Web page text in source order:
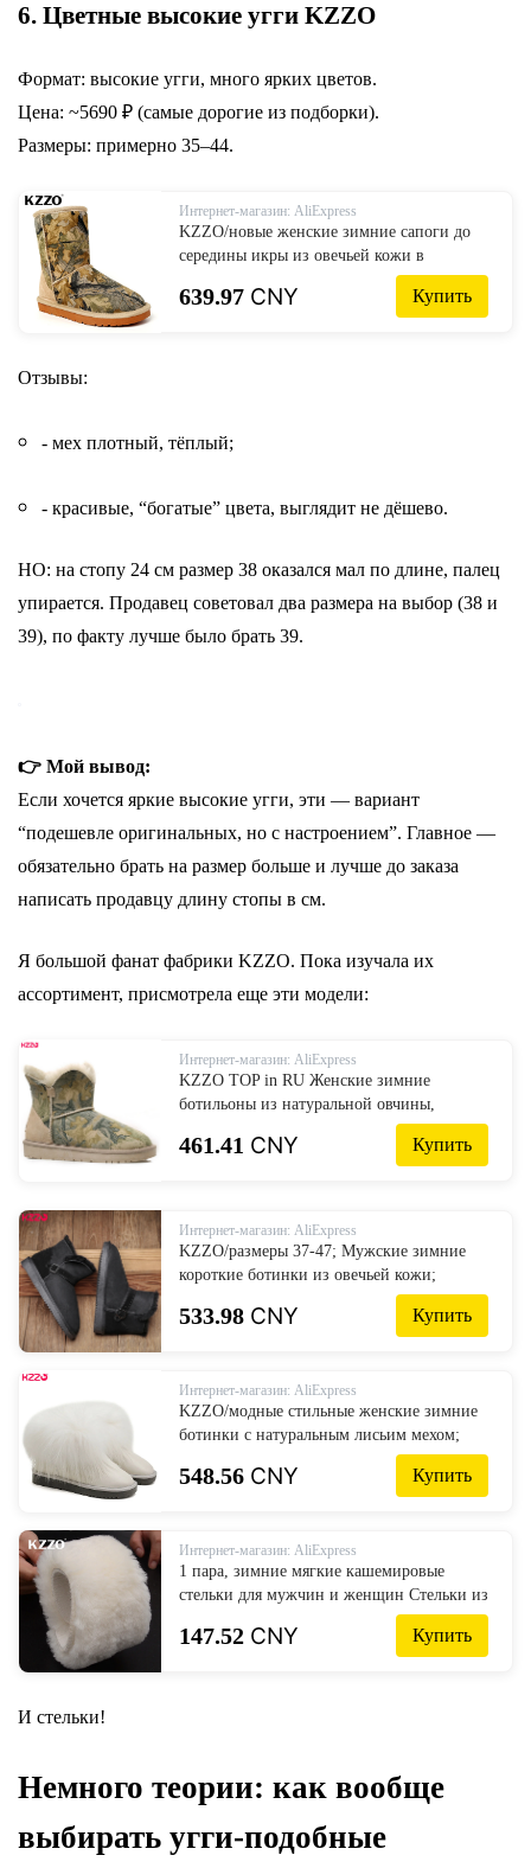
6. Цветные высокие угги KZZO
Формат: высокие угги, много ярких цветов.
Цена: ~5690 ₽ (самые дорогие из подборки).
Размеры: примерно 35–44.
Интернет-магазин: AliExpress
KZZO/новые женские зимние сапоги до
середины икры из овечьей кожи в
австралийском стиле; Классические
зимние сапоги с подкладкой из
639.97 CNY Купить
Отзывы:
- мех плотный, тёплый;
- красивые, “богатые” цвета, выглядит не дёшево.
НО: на стопу 24 см размер 38 оказался мал по длине, палец
упирается. Продавец советовал два размера на выбор (38 и
39), по факту лучше было брать 39.
👉 Мой вывод:
Если хочется яркие высокие угги, эти — вариант
“подешевле оригинальных, но с настроением”. Главное —
обязательно брать на размер больше и лучше до заказа
написать продавцу длину стопы в см.
Я большой фанат фабрики KZZO. Пока изучала их
ассортимент, присмотрела еще эти модели:
Интернет-магазин: AliExpress
KZZO TOP in RU Женские зимние
ботильоны из натуральной овчины,
натуральной шерсти, зимние теплые
зимние ботинки на меховой подкладке из
461.41 CNY Купить
Интернет-магазин: AliExpress
KZZO/размеры 37-47; Мужские зимние
короткие ботинки из овечьей кожи;
Австралийская кожа; Натуральная шерсть;
Ботильоны на нескользящей подошве;
533.98 CNY Купить
Интернет-магазин: AliExpress
KZZO/модные стильные женские зимние
ботинки с натуральным лисьим мехом;
Теплые зимние ботильоны из натуральной
кожи с шерстяной подкладкой;
548.56 CNY Купить
Интернет-магазин: AliExpress
1 пара, зимние мягкие кашемировые
стельки для мужчин и женщин Стельки из
натурального овечьего меха Размер 35-48
147.52 CNY Купить
И стельки!
Немного теории: как вообще
выбирать угги-подобные